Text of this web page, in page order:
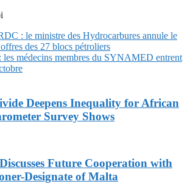
: le ministre des Hydrocarbures annule le
des 27 blocs pétroliers
les médecins membres du SYNAMED entrent
Deepens Inequality for African
Survey Shows
Future Cooperation with
Designate of Malta